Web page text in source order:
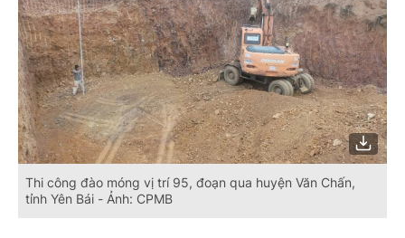
Thi công đào móng vị trí 95, đoạn qua huyện Văn Chấn,
tỉnh Yên Bái - Ảnh: CPMB